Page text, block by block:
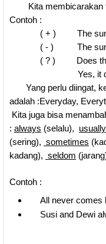
Kita membicarakan
Contoh :
( + ) The sun
( - ) The sun
( ? ) Does the
Yes, it
Yang perlu diingat,
adalah :Everyday,
Kita juga bisa
: always (selalu), usually
(sering), sometimes
kadang), seldom
Contoh :
All never comes
Susi and Dewi